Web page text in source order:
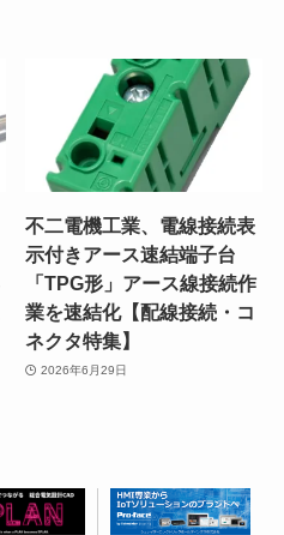
不二電機工業、電線接続表
示付きアース速結端子台
「TPG形」アース線接続作
業を速結化【配線接続・コ
ネクタ特集】
2026年6月29日